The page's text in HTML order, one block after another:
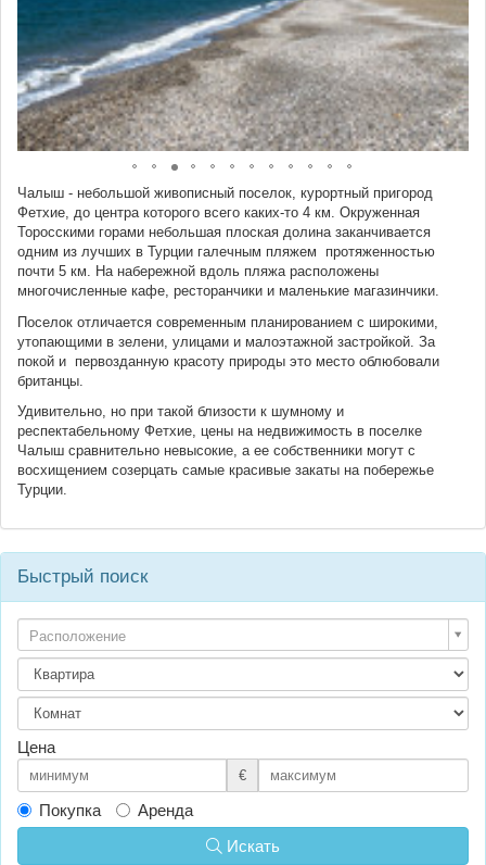
Чалыш - небольшой живописный поселок, курортный пригород
Фетхие, до центра которого всего каких-то 4 км. Окруженная
Торосскими горами небольшая плоская долина заканчивается
одним из лучших в Турции галечным пляжем протяженностью
почти 5 км. На набережной вдоль пляжа расположены
многочисленные кафе, ресторанчики и маленькие магазинчики.
Поселок отличается современным планированием с широкими,
утопающими в зелени, улицами и малоэтажной застройкой. За
покой и первозданную красоту природы это место облюбовали
британцы.
Удивительно, но при такой близости к шумному и
респектабельному Фетхие, цены на недвижимость в поселке
Чалыш сравнительно невысокие, а ее собственники могут с
восхищением созерцать самые красивые закаты на побережье
Турции.
Быстрый поиск
Расположение
Цена
€
Покупка
Аренда
Искать